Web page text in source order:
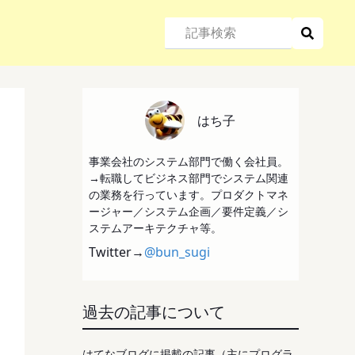
はち子
事業会社のシステム部門で働く会社員。
→転職してビジネス部門でシステム関連
の業務を行っています。プロダクトマネ
ージャー／システム企画／要件定義／シ
ステムアーキテクチャ等。
Twitter→@bun_sugi
過去の記事について